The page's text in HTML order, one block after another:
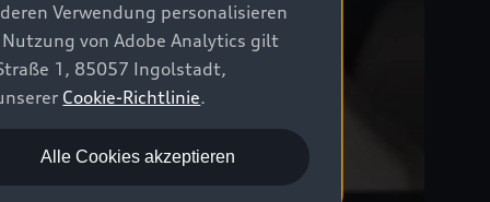
Verwendung personalisieren
von Adobe Analytics gilt
1, 85057 Ingolstadt,
Cookie-Richtlinie.
Alle Cookies akzeptieren